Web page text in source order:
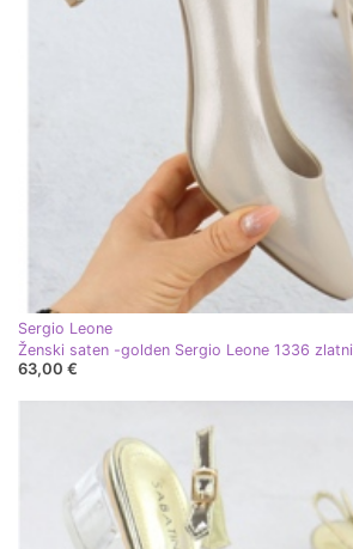
Sergio Leone
Ženski saten -golden Sergio Leone 1336 zlatni
63,00 €